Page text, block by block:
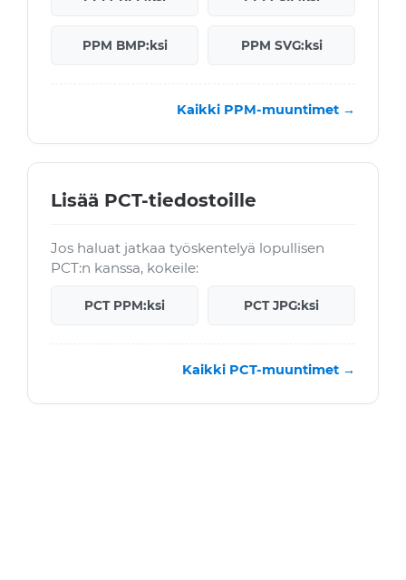
PPM BMP:ksi PPM SVG:ksi
Kaikki PPM-muuntimet →
Lisää PCT-tiedostoille
Jos haluat jatkaa työskentelyä lopullisen
PCT:n kanssa, kokeile:
PCT PPM:ksi PCT JPG:ksi
Kaikki PCT-muuntimet →